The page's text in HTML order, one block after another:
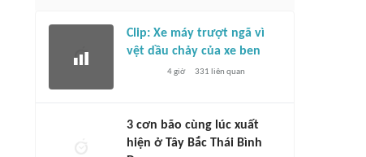
Clip: Xe máy trượt ngã vì
vệt dầu chảy của xe ben
4 giờ 331 liên quan
3 cơn bão cùng lúc xuất
hiện ở Tây Bắc Thái Bình